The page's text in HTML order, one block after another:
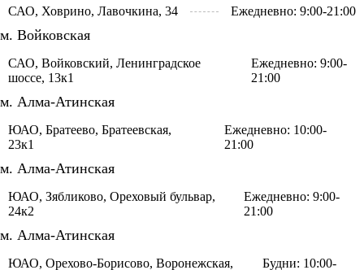
САО, Ховрино, Лавочкина, 34 Ежедневно: 9:00-21:00
м. Войковская
САО, Войковский, Ленинградское
шоссе, 13к1
Ежедневно: 9:00-
21:00
м. Алма-Атинская
ЮАО, Братеево, Братеевская,
23к1
Ежедневно: 10:00-
21:00
м. Алма-Атинская
ЮАО, Зябликово, Ореховый бульвар,
24к2
Ежедневно: 9:00-
21:00
м. Алма-Атинская
ЮАО, Орехово-Борисово, Воронежская,
Будни: 10:00-